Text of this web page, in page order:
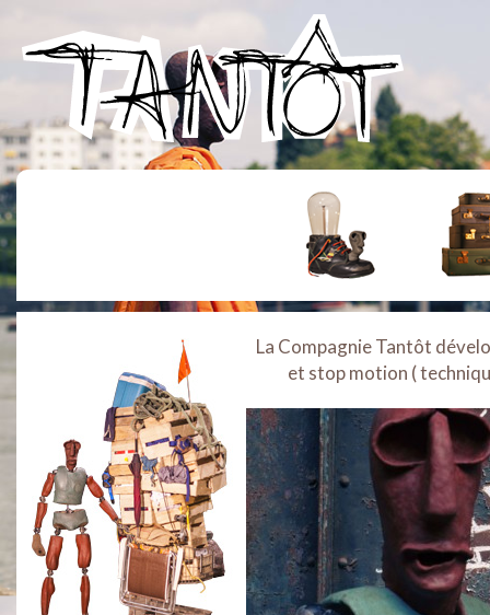
La Compagnie Tantôt
et stop motion (